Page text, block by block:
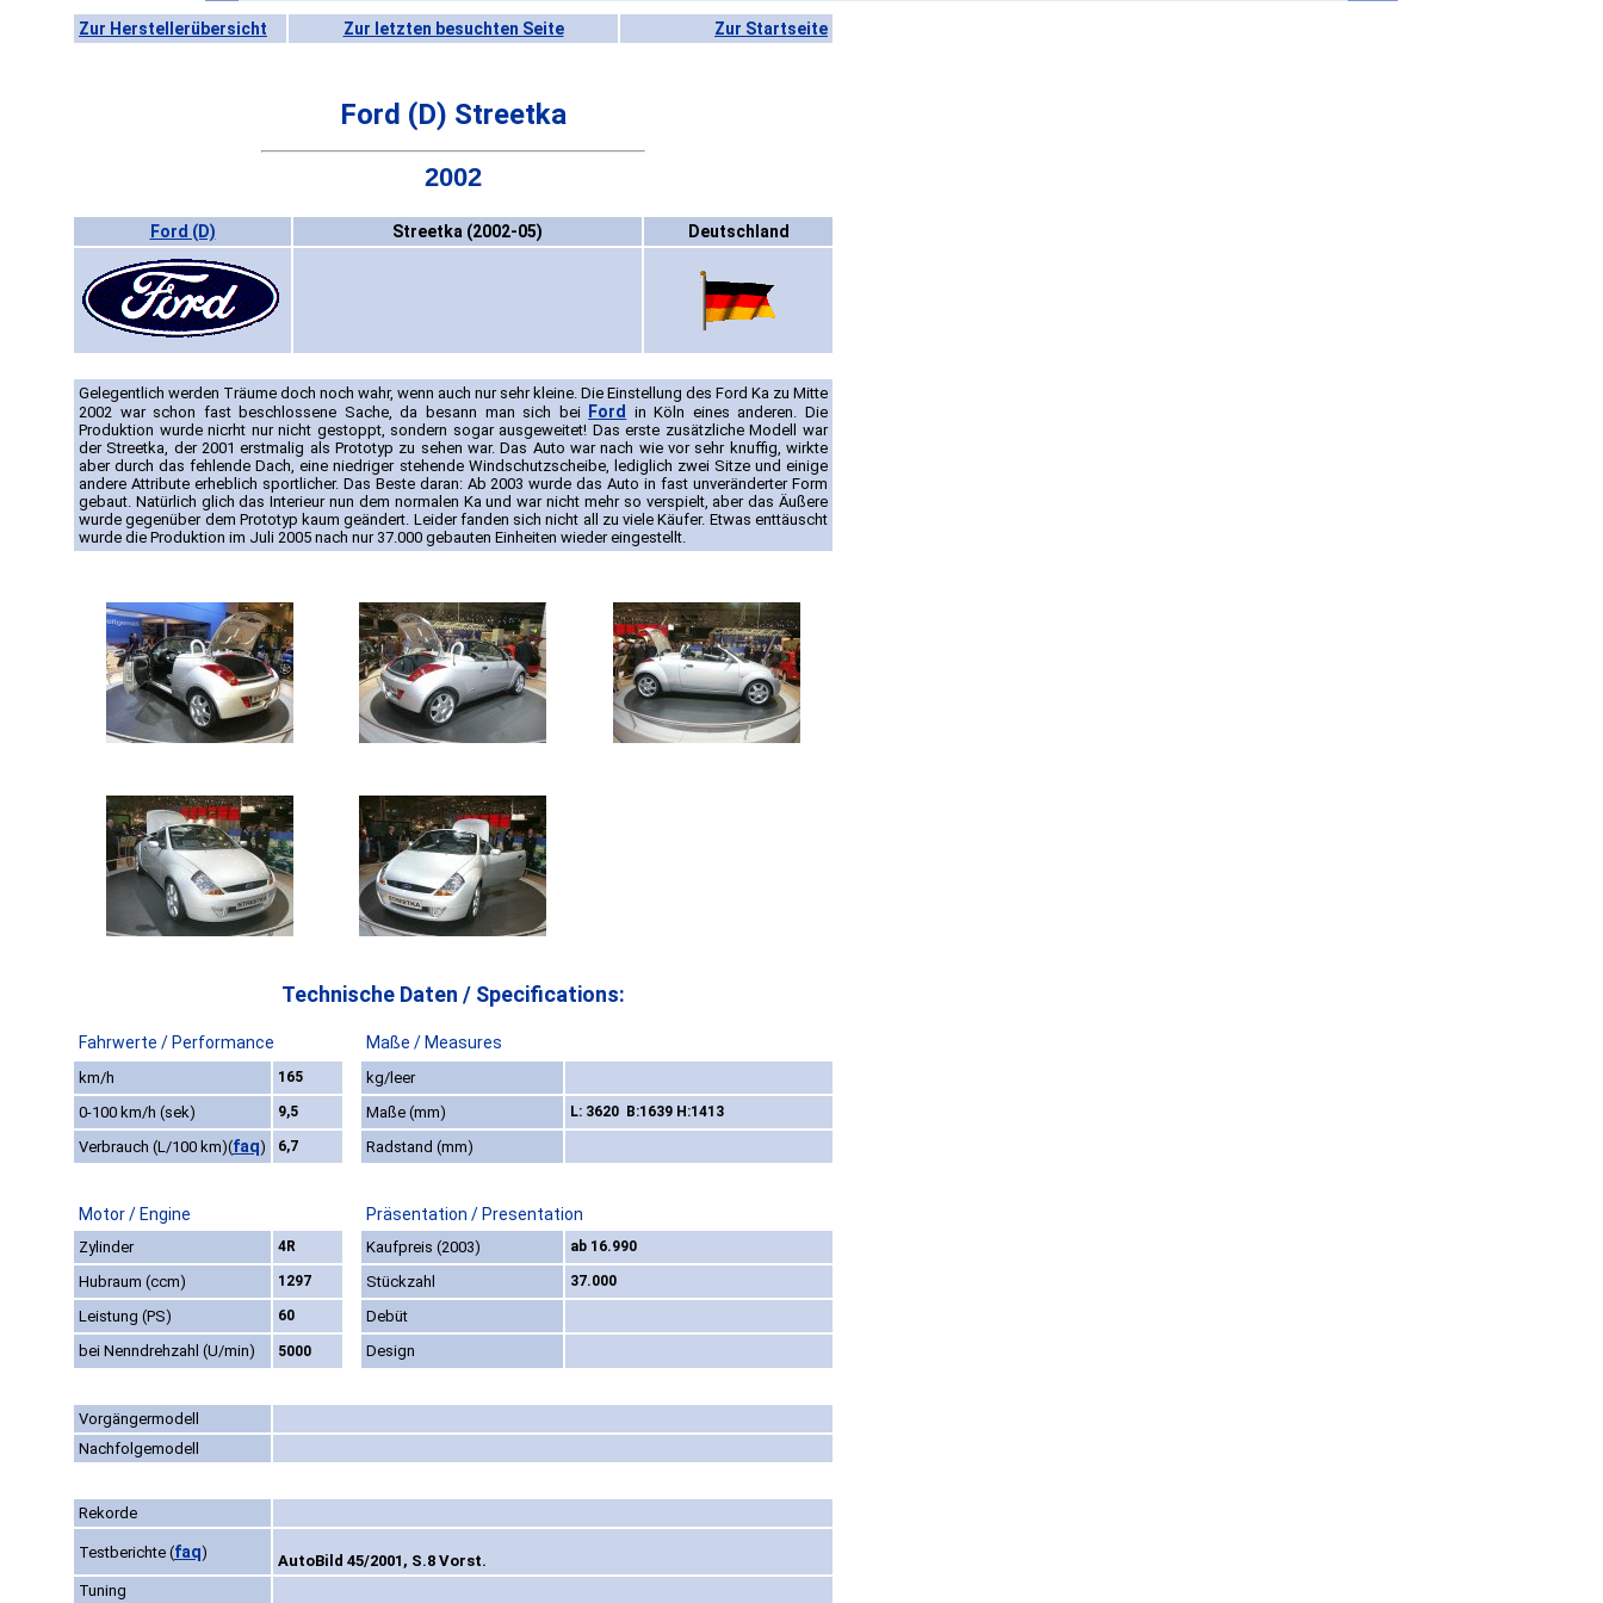
Zur Herstellerübersicht Zur letzten besuchten Seite Zur Startseite
Ford (D) Streetka
2002
Ford (D) Streetka (2002-05) Deutschland
Gelegentlich werden Träume doch noch wahr, wenn auch nur sehr kleine. Die Einstellung des Ford Ka zu Mitte
2002 war schon fast beschlossene Sache, da besann man sich bei Ford
in Köln eines anderen. Die
Produktion wurde nicrht nur nicht gestoppt, sondern sogar ausgeweitet! Das erste zusätzliche Modell war
der Streetka, der 2001 erstmalig als Prototyp zu sehen war. Das Auto war nach wie vor sehr knuffig, wirkte
aber durch das fehlende Dach, eine niedriger stehende Windschutzscheibe, lediglich zwei Sitze und einige
andere Attribute erheblich sportlicher. Das Beste daran: Ab 2003 wurde das Auto in fast unveränderter Form
gebaut. Natürlich glich das Interieur nun dem normalen Ka und war nicht mehr so verspielt, aber das Äußere
wurde gegenüber dem Prototyp kaum geändert. Leider fanden sich nicht all zu viele Käufer. Etwas enttäuscht
wurde die Produktion im Juli 2005 nach nur 37.000 gebauten Einheiten wieder eingestellt.
Technische Daten / Specifications:
Fahrwerte / Performance Maße / Measures
km/h 165
kg/leer
0-100 km/h (sek)
9,5 Maße (mm) L: 3620 B:1639 H:1413
Verbrauch (L/100 km)(faq) 6,7 Radstand (mm)
Motor / Engine Präsentation / Presentation
Zylinder 4R Kaufpreis (2003) ab 16.990
Hubraum (ccm) 1297 Stückzahl 37.000
Leistung (PS) 60
Debüt
bei Nenndrehzahl (U/min)
5000 Design
Vorgängermodell
Nachfolgemodell
Rekorde
Testberichte (faq)
AutoBild 45/2001, S.8 Vorst.
Tuning